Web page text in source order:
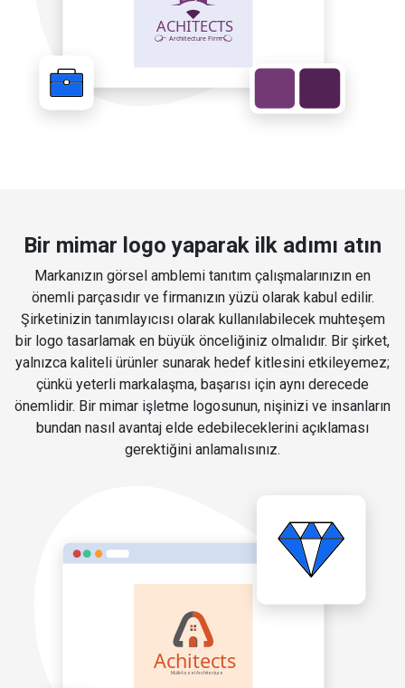
Bir mimar logo yaparak ilk adımı atın
Markanızın görsel amblemi tanıtım çalışmalarınızın en
önemli parçasıdır ve firmanızın yüzü olarak kabul edilir.
Şirketinizin tanımlayıcısı olarak kullanılabilecek muhteşem
bir logo tasarlamak en büyük önceliğiniz olmalıdır. Bir şirket,
yalnızca kaliteli ürünler sunarak hedef kitlesini etkileyemez;
çünkü yeterli markalaşma, başarısı için aynı derecede
önemlidir. Bir mimar işletme logosunun, nişinizi ve insanların
bundan nasıl avantaj elde edebileceklerini açıklaması
gerektiğini anlamalısınız.